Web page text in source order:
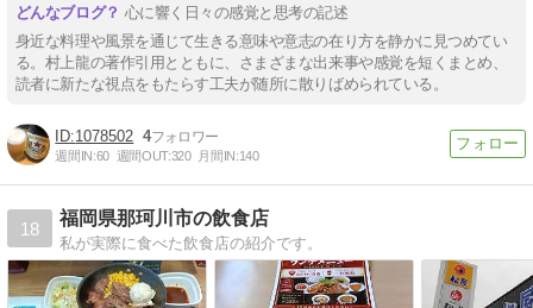
心に響く日々の感覚と思考の記述
身近な料理や風景を通じて生きる意味や意志の在り方を静かに見つめてい
る。村上龍の著作引用とともに、さまざまな出来事や感覚を短くまとめ、
読者に新たな視点をもたらす工夫が随所に散りばめられている。
1078502 4
週間IN:60 週間OUT:320 月間IN:140
18
福岡県那珂川市の飲食店
私が実際に食べた飲食店の紹介です。